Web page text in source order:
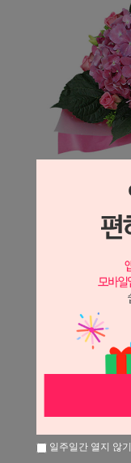
일주일간 열지 않기